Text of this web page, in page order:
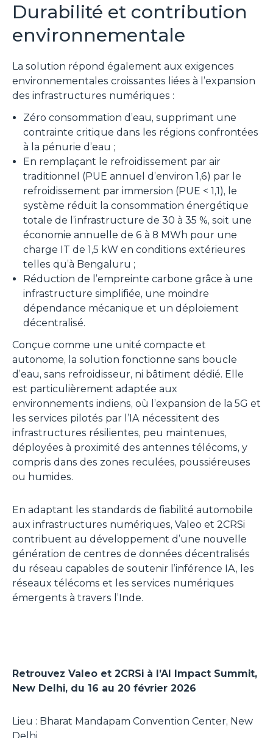
Durabilité et contribution
environnementale
La solution répond également aux exigences
environnementales croissantes liées à l’expansion
des infrastructures numériques :
Zéro consommation d’eau, supprimant une
contrainte critique dans les régions confrontées
à la pénurie d’eau ;
En remplaçant le refroidissement par air
traditionnel (PUE annuel d’environ 1,6) par le
refroidissement par immersion (PUE < 1,1), le
système réduit la consommation énergétique
totale de l’infrastructure de 30 à 35 %, soit une
économie annuelle de 6 à 8 MWh pour une
charge IT de 1,5 kW en conditions extérieures
telles qu’à Bengaluru ;
Réduction de l’empreinte carbone grâce à une
infrastructure simplifiée, une moindre
dépendance mécanique et un déploiement
décentralisé.
Conçue comme une unité compacte et
autonome, la solution fonctionne sans boucle
d’eau, sans refroidisseur, ni bâtiment dédié. Elle
est particulièrement adaptée aux
environnements indiens, où l’expansion de la 5G et
les services pilotés par l’IA nécessitent des
infrastructures résilientes, peu maintenues,
déployées à proximité des antennes télécoms, y
compris dans des zones reculées, poussiéreuses
ou humides.
En adaptant les standards de fiabilité automobile
aux infrastructures numériques, Valeo et 2CRSi
contribuent au développement d’une nouvelle
génération de centres de données décentralisés
du réseau capables de soutenir l’inférence IA, les
réseaux télécoms et les services numériques
émergents à travers l’Inde.
Retrouvez Valeo et 2CRSi à l’AI Impact Summit,
New Delhi, du 16 au 20 février 2026
Lieu : Bharat Mandapam Convention Center, New